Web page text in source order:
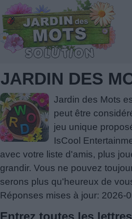
JARDIN DES
Jardin des Mots
peut être
jeu unique
IsCool
avec votre liste d'amis, plus
grandir. Vous ne pouvez
serons plus qu'heureux de
Réponses mises à jour: 2026-
Entrez toutes les